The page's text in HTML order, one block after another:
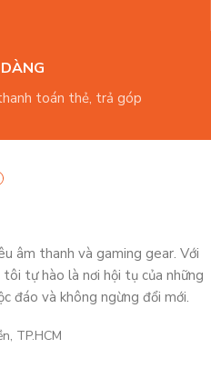
toán thẻ, trả góp
âm thanh và gaming gear. Với
tự hào là nơi hội tụ của những
đáo và không ngừng đổi mới.
TP.HCM